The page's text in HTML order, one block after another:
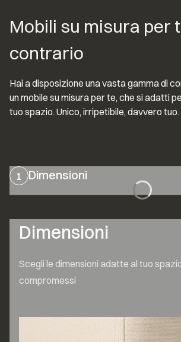
Mobili su misura per
contrario
Hai a disposizione una vasta gamma di
un mobile su misura per te, che si adatti
tuo spazio. Unico, irripetibile, davvero tuo.
1 Dimensioni
Dimensioni
Scegli le dimensioni adatte al tuo
compromessi